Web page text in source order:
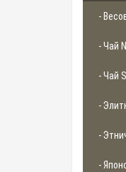
-
- Чай
- Чай
-
-
-